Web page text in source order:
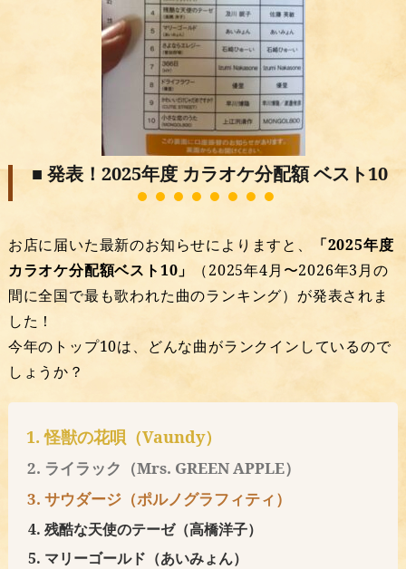
■ 発表！2025年度 カラオケ分配額 ベスト10
お店に届いた最新のお知らせによりますと、
「2025年度
カラオケ分配額ベスト10」
（2025年4月〜2026年3月の
間に全国で最も歌われた曲のランキング）が発表されま
した！
今年のトップ10は、どんな曲がランクインしているので
しょうか？
怪獣の花唄（Vaundy）
ライラック（Mrs. GREEN APPLE）
サウダージ（ポルノグラフィティ）
残酷な天使のテーゼ（高橋洋子）
マリーゴールド（あいみょん）